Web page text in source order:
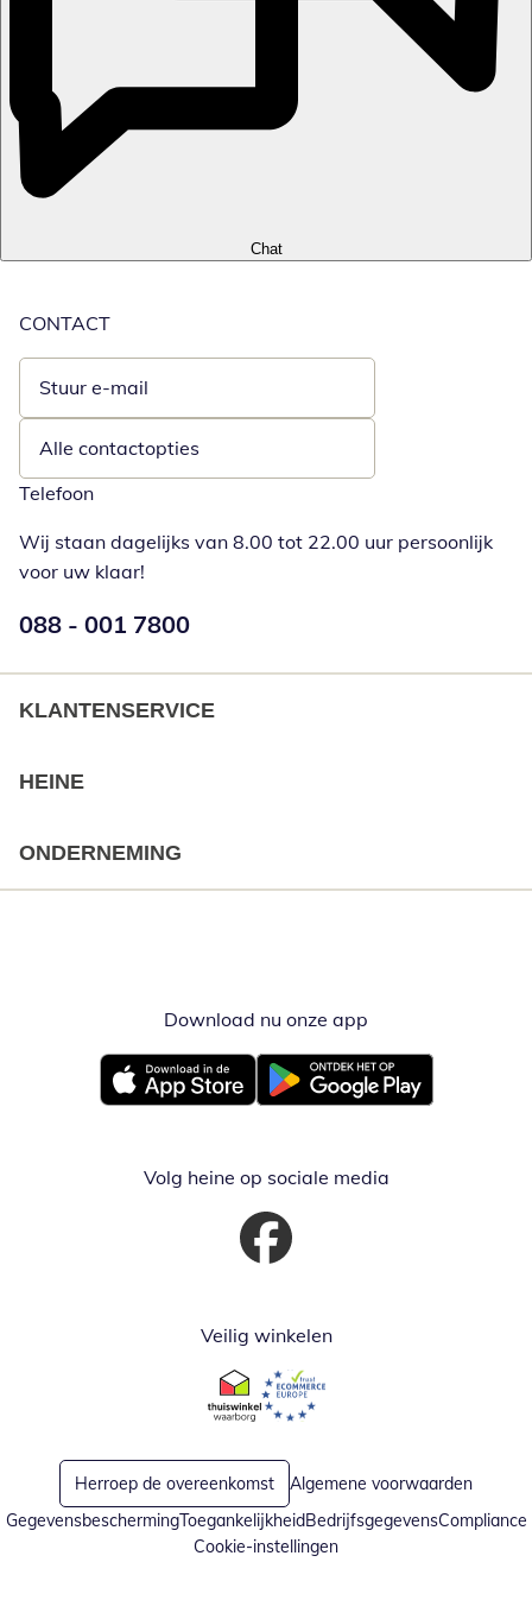
Chat
CONTACT
Stuur e-mail
Opent e-mailclient
Alle contactopties
Telefoon
Wij staan dagelijks van 8.00 tot 22.00 uur persoonlijk
voor uw klaar!
Telefoonnummer:
088 - 001 7800
KLANTENSERVICE
HEINE
ONDERNEMING
Download nu onze app
Opent in nieuw vensterOpent in nieuw venster
Volg heine op sociale media
Opent in nieuw venster
Veilig winkelen
Opent in nieuw venster
Opent in nieuw venster
Herroep de overeenkomst
Algemene voorwaarden
GegevensbeschermingToegankelijkheidBedrijfsgegevensCompliance
Cookie-instellingen